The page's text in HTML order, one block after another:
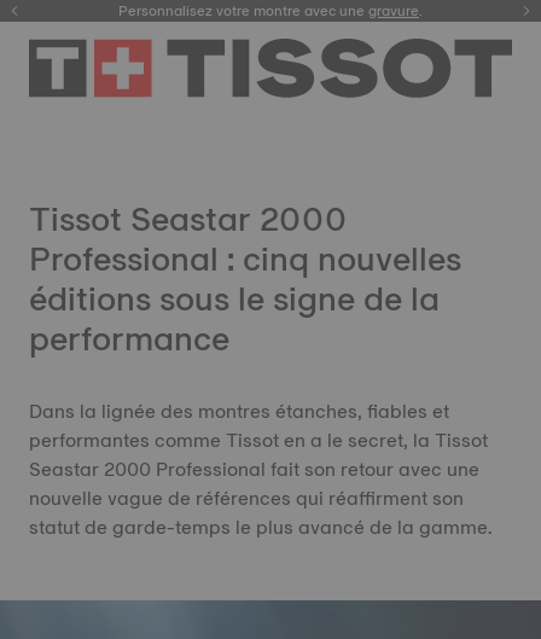
Personnalisez votre montre avec une gravure.
Enregistrez votre montre
Tissot Seastar 2000
Professional : cinq nouvelles
éditions sous le signe de la
performance
Dans la lignée des montres étanches, fiables et
performantes comme Tissot en a le secret, la Tissot
Seastar 2000 Professional fait son retour avec une
nouvelle vague de références qui réaffirment son
statut de garde-temps le plus avancé de la gamme.